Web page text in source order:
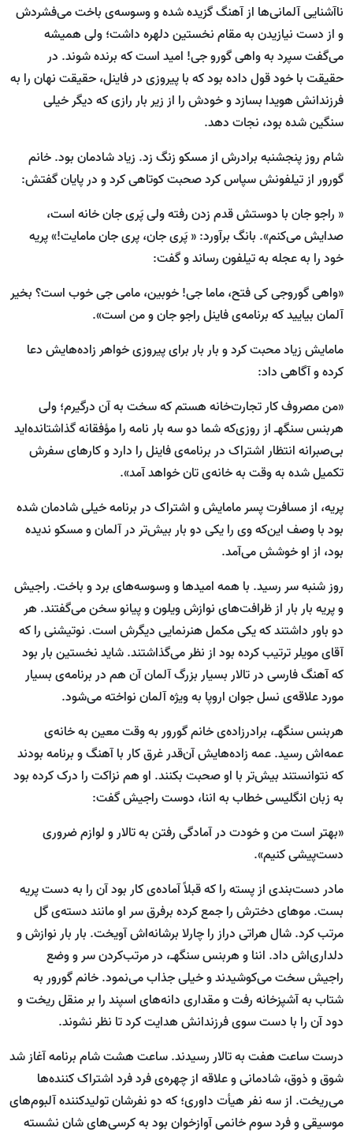
ناآشنایی آلمانی‌ها از آهنگ گزیده شده و وسوسه‌ی باخت می‌فشردش
و از دست نیازیدن به مقام نخستین دلهره داشت؛ ولی همیشه
می‌گفت سپرد به واهی گورو جی! امید است که برنده شوند. در
حقیقت با خود قول داده بود که با پیروزی در فاینل، حقیقت نهان را به
فرزندانش هویدا بسازد و خودش را از زیر بار رازی که دیگر خیلی
سنگین شده بود، نجات دهد.
شام روز پنجشنبه برادرش از مسکو زنگ زد. زیاد شادمان بود. خانم
گورور از تیلفونش سپاس کرد صحبت کوتاهی کرد و در پایان گفتش:
« راجو جان با دوستش قدم زدن رفته ولی پَری جان خانه است،
صدایش می‌کنم». بانگ برآورد: « پَری جان، پری جان مامایت!» پریه
خود را به عجله به تیلفون رساند و گفت:
«واهی گوروجی کی فتح، ماما جی! خوبین، مامی جی خوب است؟ بخیر
آلمان بیایید که برنامه‌ی فاینل راجو جان و من است».
مامایش زیاد محبت کرد و بار بار برای پیروزی خواهر زاده‌هایش دعا
کرده و آگاهی داد:
«من مصروف کار تجارت‌خانه هستم که سخت به آن درگیرم؛ ولی
هربنس سنگهـ از روزی‌که شما دو سه بار نامه را مؤفقانه گذاشتانده‌اید
بی‌صبرانه انتظار اشتراک در برنامه‌ی فاینل را دارد و کارهای سفرش
تکمیل شده به وقت به خانه‌ی تان خواهد آمد».
پریه، از مسافرت پسر مامایش و اشتراک در برنامه خیلی شادمان شده
بود با وصف این‌که وی را یکی دو بار بیش‌تر در آلمان و مسکو ندیده
بود، از او خوشش می‌آمد.
روز شنبه سر رسید. با همه امیدها و وسوسه‌های برد و باخت. راجیش
و پریه بار بار از ظرافت‌های نوازش ویلون و پیانو سخن می‌گفتند. هر
دو باور داشتند که یکی مکمل هنرنمایی دیگرش است. نوتیشنی را که
آقای مویلر ترتیب کرده بود از نظر می‌گذاشتند. شاید نخستین بار بود
که آهنگ فارسی در تالار بسیار بزرگ آلمان آن هم در برنامه‌ی بسیار
مورد علاقه‌ی نسل جوان اروپا به ویژه آلمان نواخته می‌شود.
هربنس سنگهـ، برادرزاده‌ی خانم گورور به وقت معین به خانه‌ی
عمه‌اش رسید. عمه زاده‌هایش آن‌قدر غرق کار با آهنگ و برنامه بودند
که نتوانستند بیش‌تر با او صحبت بکنند. او هم نزاکت را درک کرده بود
به زبان انگلیسی خطاب به اننا، دوست راجیش گفت:
«بهتر است من و خودت در آمادگی رفتن به تالار و لوازم ضروری
دست‌پیشی کنیم».
مادر دست‌بندی از پسته را که قبلاً آماده‌ی کار بود آن را به دست پریه
بست. موهای دخترش را جمع کرده برفرق سر او مانند دسته‌ی گل
مرتب کرد. شال هراتی دراز را چارلا برشانه‌اش آویخت. بار بار نوازش و
دلداری‌اش داد. اننا و هربنس سنگهـ، در مرتب‌کردن سر و وضع
راجیش سخت می‌کوشیدند و خیلی جذاب می‌نمود. خانم گورور به
شتاب به آشپزخانه رفت و مقداری دانه‌های اسپند را بر منقل ریخت و
دود آن را با دست سوی فرزندانش هدایت کرد تا نظر نشوند.
درست ساعت هفت به تالار رسیدند. ساعت هشت شام برنامه آغاز شد
شوق و ذوق، شادمانی و علاقه از چهره‌ی فرد فرد اشتراک کننده‌ها
می‌ریخت. از سه نفر هیأت داوری؛ که دو نفرشان تولیدکننده آلبوم‌های
موسیقی و فرد سوم خانمی آوازخوان بود به کرسی‌های شان نشسته